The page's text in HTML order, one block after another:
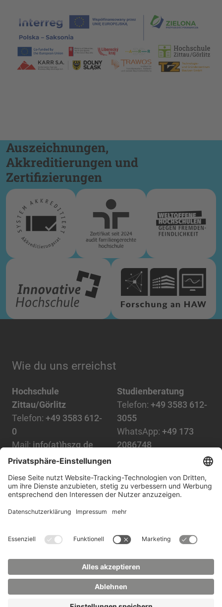
Auszeichnungen,
Akkreditierungen und
Zertifizierungen
Wie du uns erreichst
Hochschule
Zittau/Görlitz
Telefon: +49 3583 612-
0
Mail: info(at)hszg.de
Studienberatung
Telefon: +49 3583 612-
3055
WhatsApp: +49 173
2086748
Alle StudiengängeDatenschutz
ImpressumBarrierefreiheitPresse